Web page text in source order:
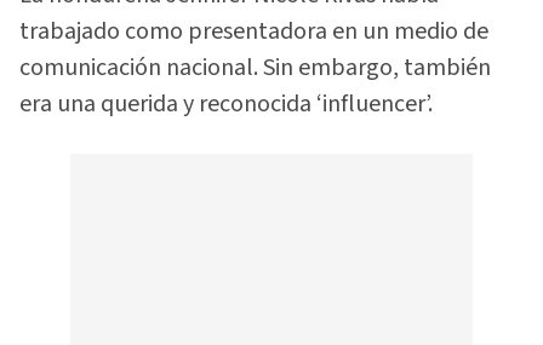
trabajado como presentadora en un medio de
comunicación nacional. Sin embargo, también
era una querida y reconocida ‘influencer’.